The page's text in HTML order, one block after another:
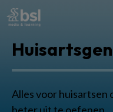
Alles voor huisartsen